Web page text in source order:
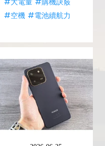
#空機 #電池續航力